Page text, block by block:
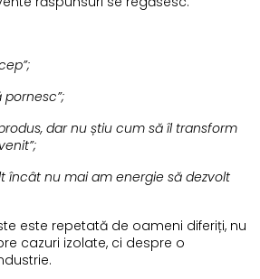
pornesc”;
dar nu știu cum să îl transform
încât nu mai am energie să dezvolt
este repetată de oameni diferiți, nu
cazuri izolate, ci despre o